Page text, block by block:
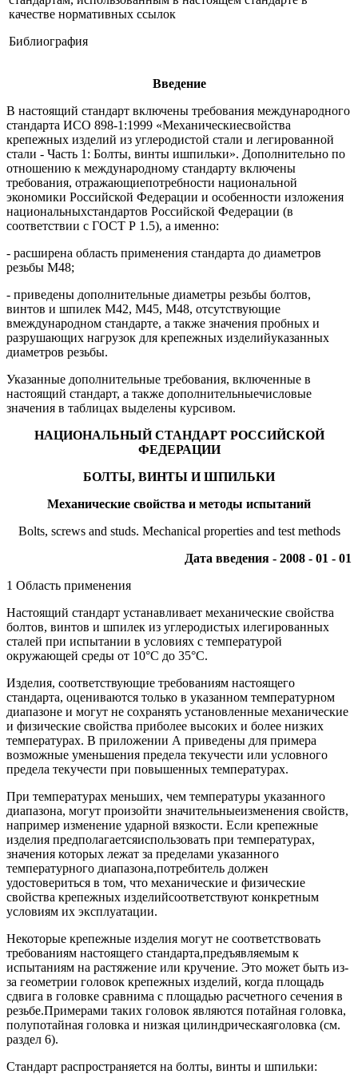
качестве нормативных ссылок
Библиография
Введение
В настоящий стандарт включены требования международного
стандарта ИСО 898-1:1999 «Механическиесвойства
крепежных изделий из углеродистой стали и легированной
стали - Часть 1: Болты, винты ишпильки». Дополнительно по
отношению к международному стандарту включены
требования, отражающиепотребности национальной
экономики Российской Федерации и особенности изложения
национальныхстандартов Российской Федерации (в
соответствии с ГОСТ Р 1.5), а именно:
- расширена область применения стандарта до диаметров
резьбы М48;
- приведены дополнительные диаметры резьбы болтов,
винтов и шпилек М42, М45, М48, отсутствующие
вмеждународном стандарте, а также значения пробных и
разрушающих нагрузок для крепежных изделийуказанных
диаметров резьбы.
Указанные дополнительные требования, включенные в
настоящий стандарт, а также дополнительныечисловые
значения в таблицах выделены курсивом.
НАЦИОНАЛЬНЫЙ СТАНДАРТ РОССИЙСКОЙ
ФЕДЕРАЦИИ
БОЛТЫ, ВИНТЫ И ШПИЛЬКИ
Механические свойства и методы испытаний
Bolts, screws and studs. Mechanical properties and test methods
Дата введения - 2008 - 01 - 01
1 Область применения
Настоящий стандарт устанавливает механические свойства
болтов, винтов и шпилек из углеродистых илегированных
сталей при испытании в условиях с температурой
окружающей среды от 10°С до 35°С.
Изделия, соответствующие требованиям настоящего
стандарта, оцениваются только в указанном температурном
диапазоне и могут не сохранять установленные механические
и физические свойства приболее высоких и более низких
температурах. В приложении А приведены для примера
возможные уменьшения предела текучести или условного
предела текучести при повышенных температурах.
При температурах меньших, чем температуры указанного
диапазона, могут произойти значительныеизменения свойств,
например изменение ударной вязкости. Если крепежные
изделия предполагаетсяиспользовать при температурах,
значения которых лежат за пределами указанного
температурного диапазона,потребитель должен
удостовериться в том, что механические и физические
свойства крепежных изделийсоответствуют конкретным
условиям их эксплуатации.
Некоторые крепежные изделия могут не соответствовать
требованиям настоящего стандарта,предъявляемым к
испытаниям на растяжение или кручение. Это может быть из-
за геометрии головок крепежных изделий, когда площадь
сдвига в головке сравнима с площадью расчетного сечения в
резьбе.Примерами таких головок являются потайная головка,
полупотайная головка и низкая цилиндрическаяголовка (см.
раздел 6).
Стандарт распространяется на болты, винты и шпильки: